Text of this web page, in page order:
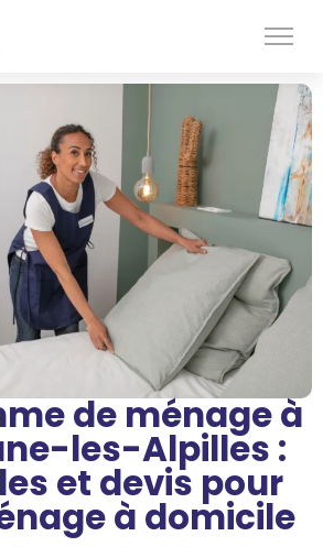
& Repassage
âgées
du handicap
de ménage à
les-Alpilles :
et devis pour
à domicile